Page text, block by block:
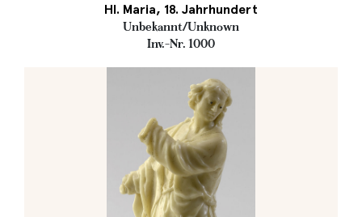
Hl. Maria, 18. Jahrhundert
Unbekannt/Unknown
Inv.-Nr. 1000